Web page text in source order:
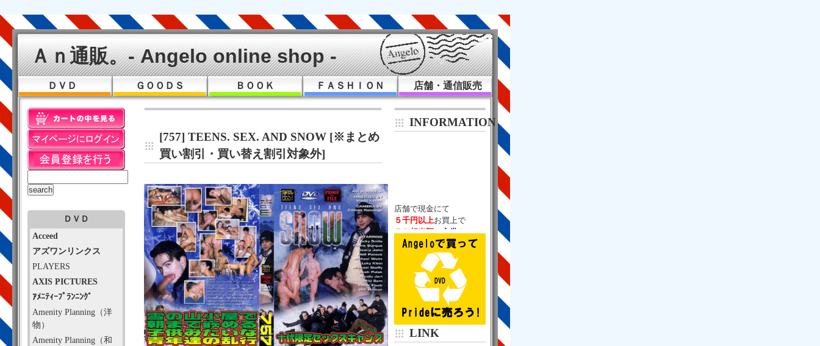
Ａｎ通販。- Angelo online shop -
ＤＶＤ ＧＯＯＤＳ ＢＯＯＫ ＦＡＳＨＩＯＮ 店舗・通信販売
ＤＶＤ
Acceed
アズワンリンクス
PLAYERS
AXIS PICTURES
ｱﾒﾆﾃｨｰﾌﾟﾗﾝﾆﾝｸﾞ
Amenity Planning（洋
物）
Amenity Planning（和
[757] TEENS. SEX. AND SNOW [※まとめ
買い割引・買い替え割引対象外]
INFORMATION
５千円以上
５％相当額の金券
（通販は除く）
京王新線・都営新宿線
京王地下通路
京王モールアネックス
７番出口５９秒！
中華日高屋の右２軒隣
LINK